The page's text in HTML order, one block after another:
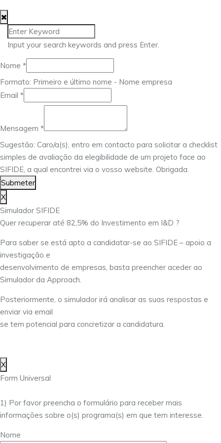
Input your search keywords and press Enter.
Nome *
Formato: Primeiro e último nome - Nome empresa
Email
Email *
Mensagem *
Sugestão: Caro/a(s), entro em contacto para solicitar a checklist
simples de avaliação da elegibilidade de um projeto face ao
SIFIDE, a qual encontrei via o vosso website. Obrigada.
Submeter
X
Simulador SIFIDE
Quer recuperar até 82,5% do Investimento em I&D ?
Para saber se está apto a candidatar-se ao SIFIDE – apoio a
investigação e
desenvolvimento de empresas, basta preencher aceder ao
Simulador da Approach.
Posteriormente, o simulador irá analisar as suas respostas e
enviar via email
se tem potencial para concretizar a candidatura.
X
Form Universal
1) Por favor preencha o formulário para receber mais
informações sobre o(s) programa(s) em que tem interesse.
Nome